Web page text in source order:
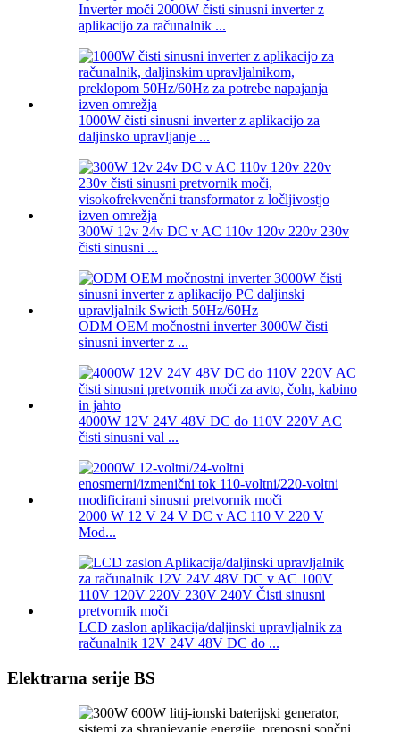
Inverter moči 2000W čisti sinusni inverter z
aplikacijo za računalnik ...
1000W čisti sinusni inverter z aplikacijo za
daljinsko upravljanje ...
300W 12v 24v DC v AC 110v 120v 220v 230v
čisti sinusni ...
ODM OEM močnostni inverter 3000W čisti
sinusni inverter z ...
4000W 12V 24V 48V DC do 110V 220V AC
čisti sinusni val ...
2000 W 12 V 24 V DC v AC 110 V 220 V
Mod...
LCD zaslon aplikacija/daljinski upravljalnik za
računalnik 12V 24V 48V DC do ...
Elektrarna serije BS